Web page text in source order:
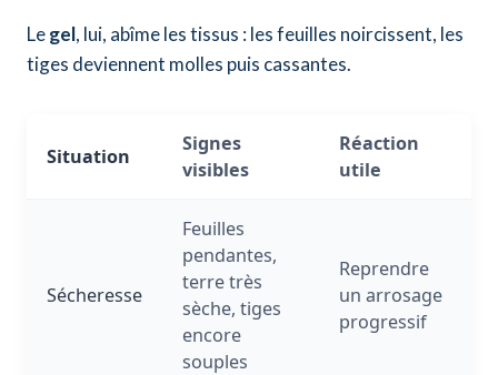
Legel, lui, abîme les tissus : les feuilles noircissent, les
tiges deviennent molles puis cassantes.
Situation
Signes
visibles
Réaction
utile
Sécheresse
Feuilles
pendantes,
terre très
sèche, tiges
encore
souples
Reprendre
un arrosage
progressif